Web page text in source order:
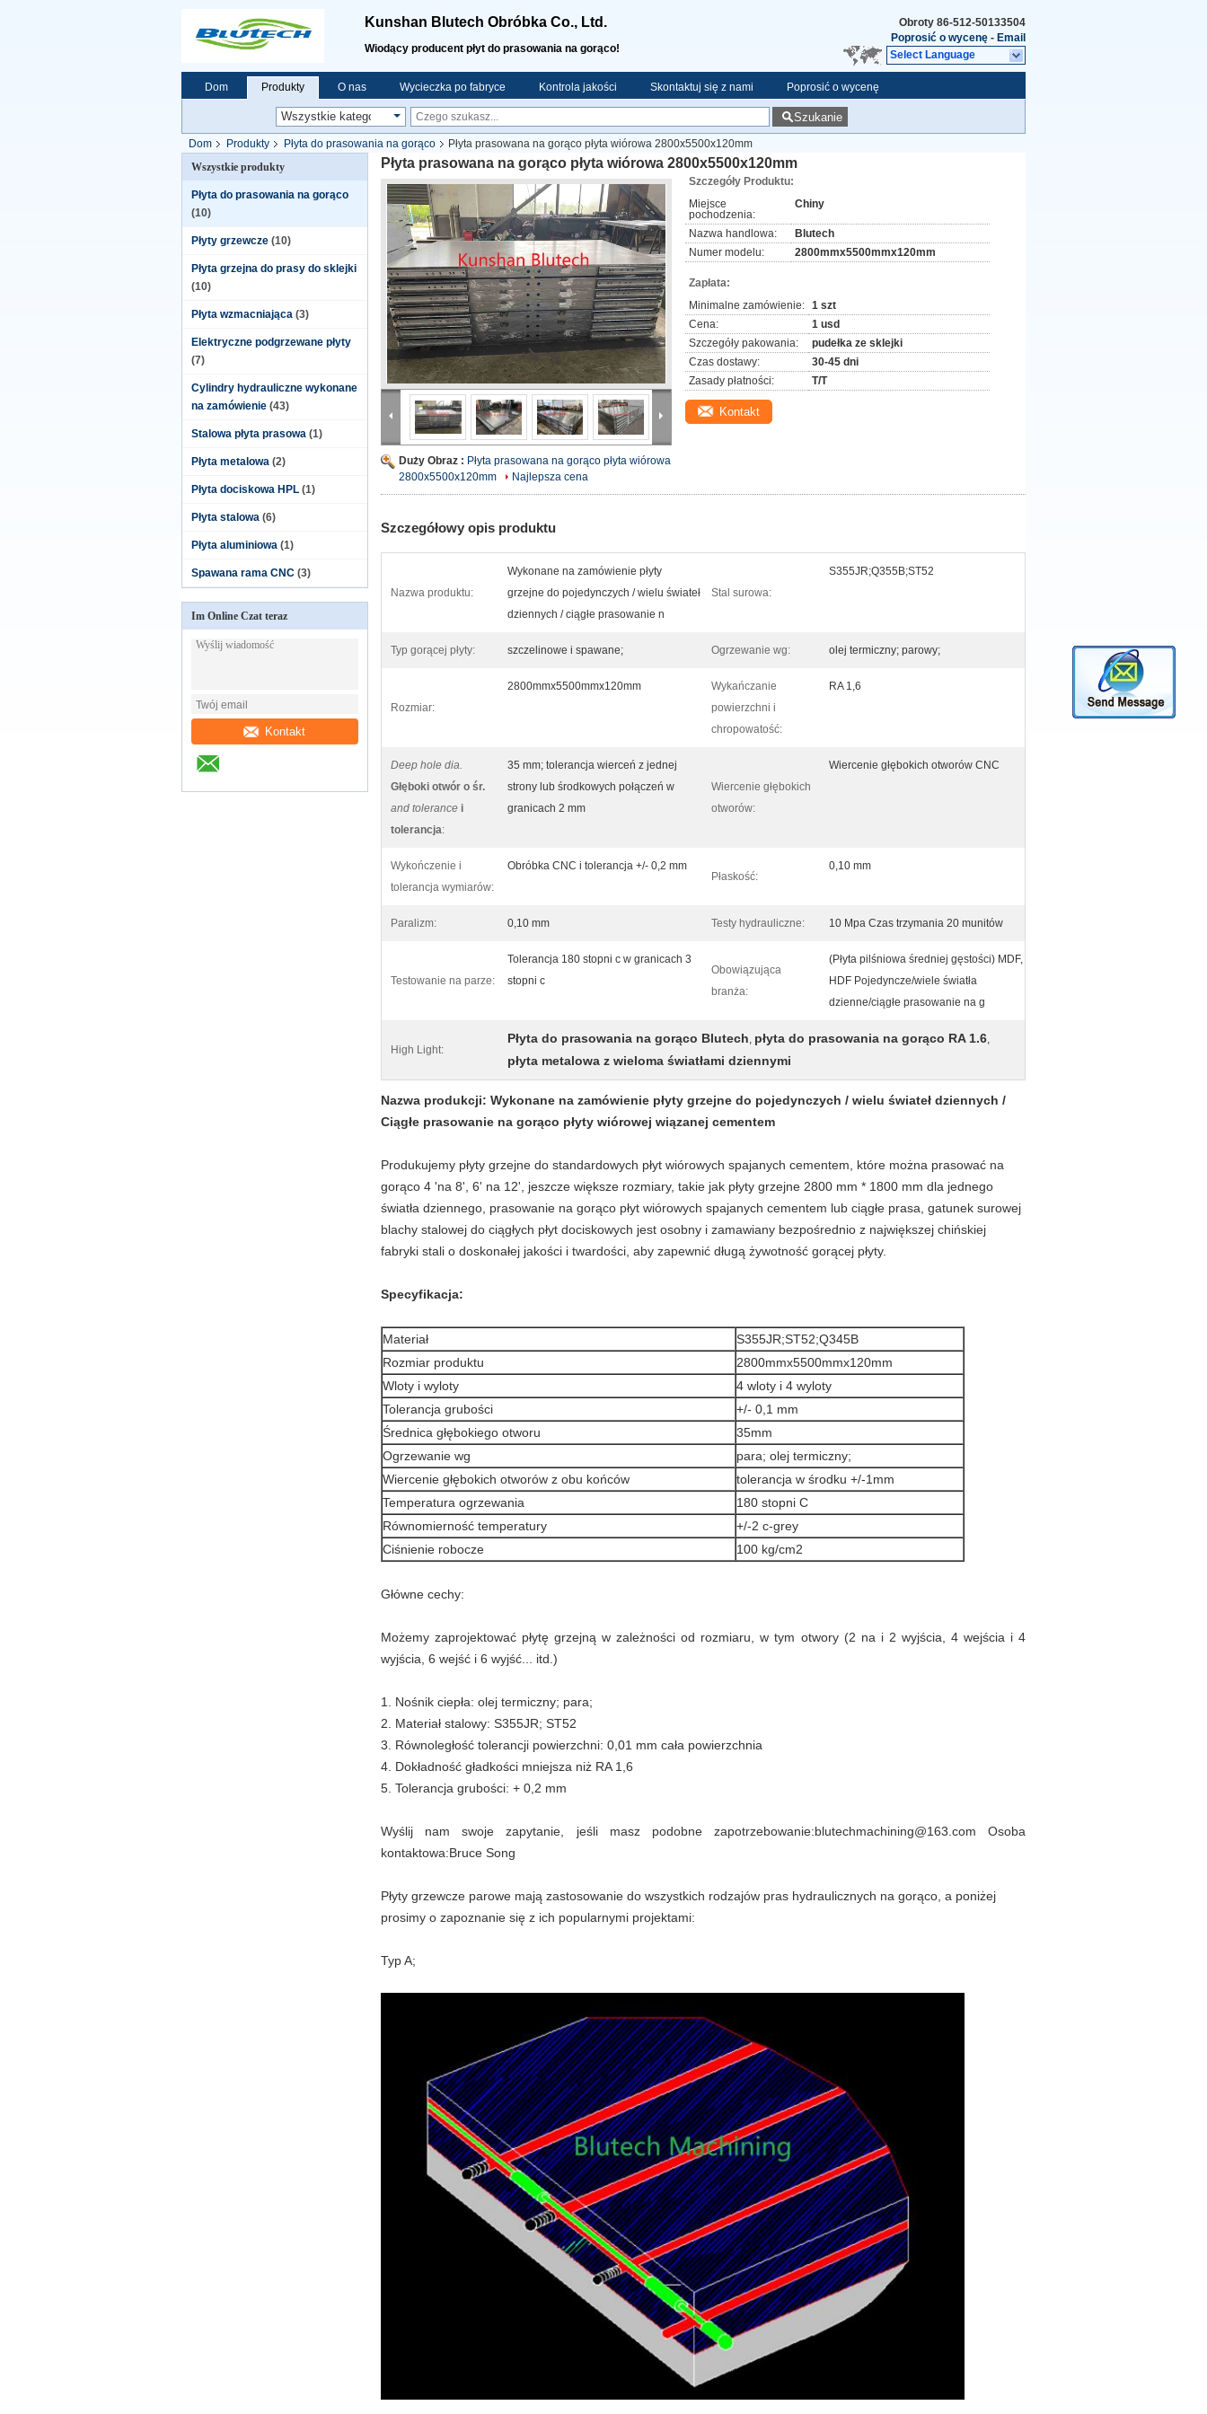
Kunshan Blutech Obróbka Co., Ltd.
Wiodący producent płyt do prasowania na gorąco!
Obroty 86-512-50133504
Poprosić o wycenę - Email
Select Language
Dom Produkty O nas Wycieczka po fabryce Kontrola jakości Skontaktuj się z nami Poprosić o wycenę
Szukanie
Dom Produkty Płyta do prasowania na gorąco
Płyta prasowana na gorąco płyta wiórowa 2800x5500x120mm
Wszystkie produkty
Płyta do prasowania na gorąco
(10)
Płyty grzewcze (10)
Płyta grzejna do prasy do sklejki
(10)
Płyta wzmacniająca (3)
Elektryczne podgrzewane płyty
(7)
Cylindry hydrauliczne wykonane
na zamówienie (43)
Stalowa płyta prasowa (1)
Płyta metalowa (2)
Płyta dociskowa HPL (1)
Płyta stalowa (6)
Płyta aluminiowa (1)
Spawana rama CNC (3)
Im Online Czat teraz
Kontakt
Płyta prasowana na gorąco płyta wiórowa 2800x5500x120mm
Duży Obraz : Płyta prasowana na gorąco płyta wiórowa
2800x5500x120mm
Najlepsza cena
Szczegóły Produktu:
Miejsce
pochodzenia:
Chiny
Nazwa handlowa:
Blutech
Numer modelu:
2800mmx5500mmx120mm
Zapłata:
Minimalne zamówienie: 1 szt
Cena:
1 usd
Szczegóły pakowania:
pudełka ze sklejki
Czas dostawy:
30-45 dni
Zasady płatności:
T/T
Kontakt
Szczegółowy opis produktu
Nazwa produktu:
Wykonane na zamówienie płyty
grzejne do pojedynczych / wielu świateł
dziennych / ciągłe prasowanie n
Stal surowa:
S355JR;Q355B;ST52
Typ gorącej płyty: szczelinowe i spawane; Ogrzewanie wg: olej termiczny; parowy;
Rozmiar:
2800mmx5500mmx120mm
Wykańczanie
powierzchni i
chropowatość:
RA 1,6
Deep hole dia.
Głęboki otwór o śr.
and tolerance i
tolerancja:
35 mm; tolerancja wierceń z jednej
strony lub środkowych połączeń w
granicach 2 mm
Wiercenie głębokich
otworów:
Wiercenie głębokich otworów CNC
Wykończenie i
tolerancja wymiarów:
Obróbka CNC i tolerancja +/- 0,2 mm
Płaskość:
0,10 mm
Paralizm: 0,10 mm Testy hydrauliczne: 10 Mpa Czas trzymania 20 munitów
Testowanie na parze:
Tolerancja 180 stopni c w granicach 3
stopni c
Obowiązująca
branża:
(Płyta pilśniowa średniej gęstości) MDF,
HDF Pojedyncze/wiele światła
dzienne/ciągłe prasowanie na g
High Light:
Płyta do prasowania na gorąco Blutech, płyta do prasowania na gorąco RA 1.6,
płyta metalowa z wieloma światłami dziennymi
Nazwa produkcji: Wykonane na zamówienie płyty grzejne do pojedynczych / wielu świateł dziennych /
Ciągłe prasowanie na gorąco płyty wiórowej wiązanej cementem
Produkujemy płyty grzejne do standardowych płyt wiórowych spajanych cementem, które można prasować na
gorąco 4 'na 8', 6' na 12', jeszcze większe rozmiary, takie jak płyty grzejne 2800 mm * 1800 mm dla jednego
światła dziennego, prasowanie na gorąco płyt wiórowych spajanych cementem lub ciągłe prasa, gatunek surowej
blachy stalowej do ciągłych płyt dociskowych jest osobny i zamawiany bezpośrednio z największej chińskiej
fabryki stali o doskonałej jakości i twardości, aby zapewnić długą żywotność gorącej płyty.
Specyfikacja:
Materiał
S355JR;ST52;Q345B
Rozmiar produktu
2800mmx5500mmx120mm
Wloty i wyloty
4 wloty i 4 wyloty
Tolerancja grubości
+/- 0,1 mm
Średnica głębokiego otworu
35mm
Ogrzewanie wg
para; olej termiczny;
Wiercenie głębokich otworów z obu końców
tolerancja w środku +/-1mm
Temperatura ogrzewania
180 stopni C
Równomierność temperatury
+/-2 c-grey
Ciśnienie robocze
100 kg/cm2
Główne cechy:
Możemy zaprojektować płytę grzejną w zależności od rozmiaru, w tym otwory (2 na i 2 wyjścia, 4 wejścia i 4
wyjścia, 6 wejść i 6 wyjść... itd.)
1. Nośnik ciepła: olej termiczny; para;
2. Materiał stalowy: S355JR; ST52
3. Równoległość tolerancji powierzchni: 0,01 mm cała powierzchnia
4. Dokładność gładkości mniejsza niż RA 1,6
5. Tolerancja grubości: + 0,2 mm
Wyślij nam swoje zapytanie, jeśli masz podobne zapotrzebowanie:blutechmachining@163.com Osoba
kontaktowa:Bruce Song
Płyty grzewcze parowe mają zastosowanie do wszystkich rodzajów pras hydraulicznych na gorąco, a poniżej
prosimy o zapoznanie się z ich popularnymi projektami:
Typ A;